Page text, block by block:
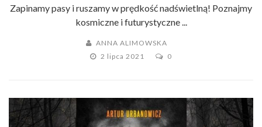
Zapinamy pasy i ruszamy w prędkość nadświetlną! Poznajmy
kosmiczne i futurystyczne ...
ANNA ALIMOWSKA
2 lipca 2021
0